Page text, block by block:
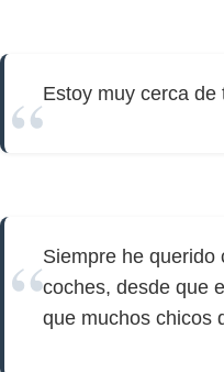
Estoy muy cerca de
Siempre he querido
coches, desde que
que muchos chicos